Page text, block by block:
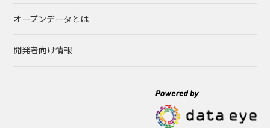
オープンデータとは
開発者向け情報